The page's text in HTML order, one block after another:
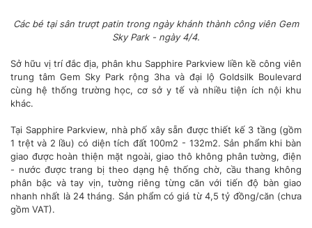
Các bé tại sân trượt patin trong ngày khánh thành công viên Gem
Sky Park - ngày 4/4.
Sở hữu vị trí đắc địa, phân khu Sapphire Parkview liền kề công viên
trung tâm Gem Sky Park rộng 3ha và đại lộ Goldsilk Boulevard
cùng hệ thống trường học, cơ sở y tế và nhiều tiện ích nội khu
khác.
Tại Sapphire Parkview, nhà phố xây sẵn được thiết kế 3 tầng (gồm
1 trệt và 2 lầu) có diện tích đất 100m2 - 132m2. Sản phẩm khi bàn
giao được hoàn thiện mặt ngoài, giao thô không phân tường, điện
- nước được trang bị theo dạng hệ thống chờ, cầu thang không
phân bậc và tay vịn, tường riêng từng căn với tiến độ bàn giao
nhanh nhất là 24 tháng. Sản phẩm có giá từ 4,5 tỷ đồng/căn (chưa
gồm VAT).